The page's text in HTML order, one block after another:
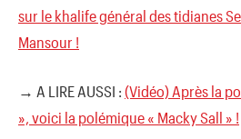
sur le khalife général des tidianes
Mansour !
→ A LIRE AUSSI : (Vidéo) Après la
», voici la polémique « Macky Sall » !